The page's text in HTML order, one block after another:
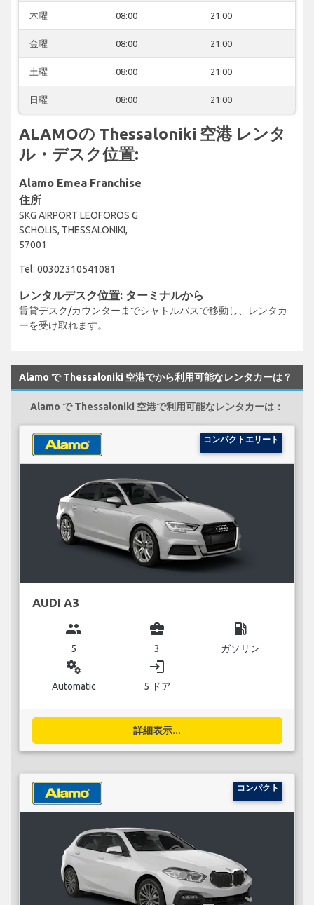
木曜 08:00 21:00
金曜 08:00 21:00
土曜 08:00 21:00
日曜 08:00 21:00
ALAMOの Thessaloniki 空港 レンタ
ル・デスク位置:
Alamo Emea Franchise
住所
SKG AIRPORT LEOFOROS G
SCHOLIS, THESSALONIKI,
57001
Tel: 00302310541081
レンタルデスク位置: ターミナルから
賃貸デスク/カウンターまでシャトルバスで移動し、レンタカ
ーを受け取れます。
Alamo で Thessaloniki 空港でから利用可能なレンタカーは？
Alamo で Thessaloniki 空港で利用可能なレンタカーは：
コンパクトエリート
AUDI A3
group
5
business_center
3
local_gas_station
ガソリン
miscellaneous_services
Automatic
login
5 ドア
詳細表示...
コンパクト